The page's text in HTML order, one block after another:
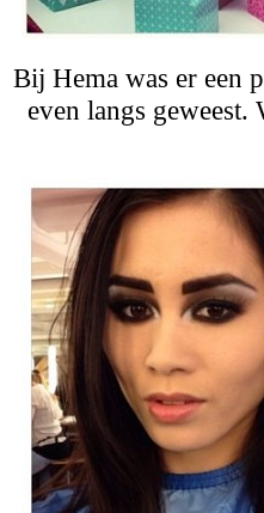
Bij Hema was er een
even langs